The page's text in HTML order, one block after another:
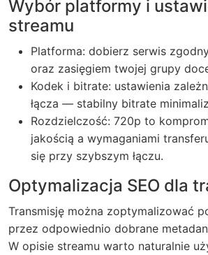
Wybór platformy i
streamu
Platforma: dobierz serwis
oraz zasięgiem twojej grupy
Kodek i bitrate: ustawienia
łącza — stabilny bitrate
Rozdzielczość: 720p to
jakością a wymaganiami
się przy szybszym łączu.
Optymalizacja SEO dla
Transmisję można zoptymalizować
przez odpowiednio dobrane
W opisie streamu warto naturalnie